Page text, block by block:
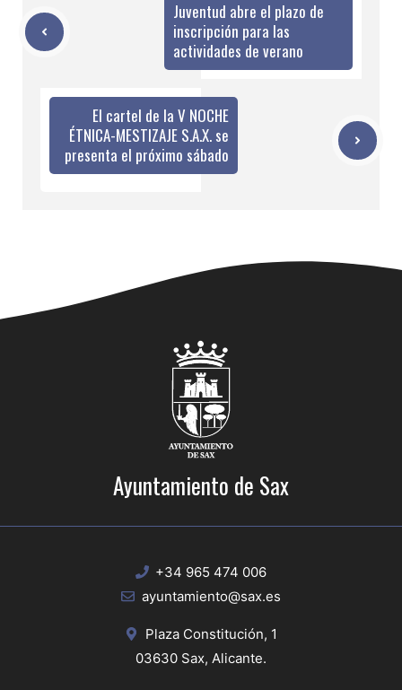
Juventud abre el plazo de
inscripción para las
actividades de verano
El cartel de la V NOCHE
ÉTNICA-MESTIZAJE S.A.X. se
presenta el próximo sábado
Ayuntamiento de Sax
+34 965 474 006
ayuntamiento@sax.es
Plaza Constitución, 1
03630 Sax, Alicante.